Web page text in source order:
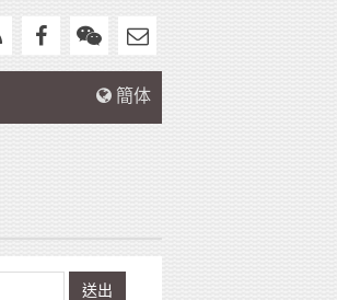
簡体
送出